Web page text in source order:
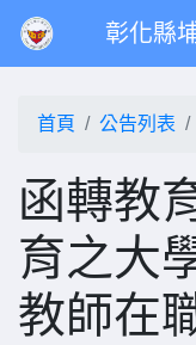
彰化縣
首頁 公告列表
函轉教
育之大
教師在